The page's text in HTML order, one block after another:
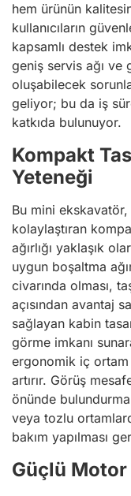
hem ürünün
kullanıcıların
kapsamlı destek
geniş servis ağı
oluşabilecek
geliyor; bu da iş
katkıda bulunuyor.
Kompakt
Yeteneği
Bu mini ekskavatör,
kolaylaştıran
ağırlığı yaklaşık
uygun boşaltma
civarında olması,
açısından avantaj
sağlayan kabin
görme imkanı
ergonomik iç
artırır. Görüş
önünde
veya tozlu
bakım yapılması
Güçlü